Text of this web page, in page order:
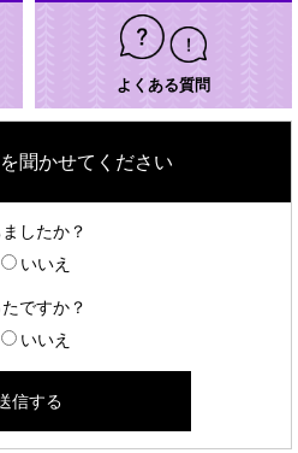
よくある質問
聞かせてください
したか？
いいえ
ですか？
いいえ